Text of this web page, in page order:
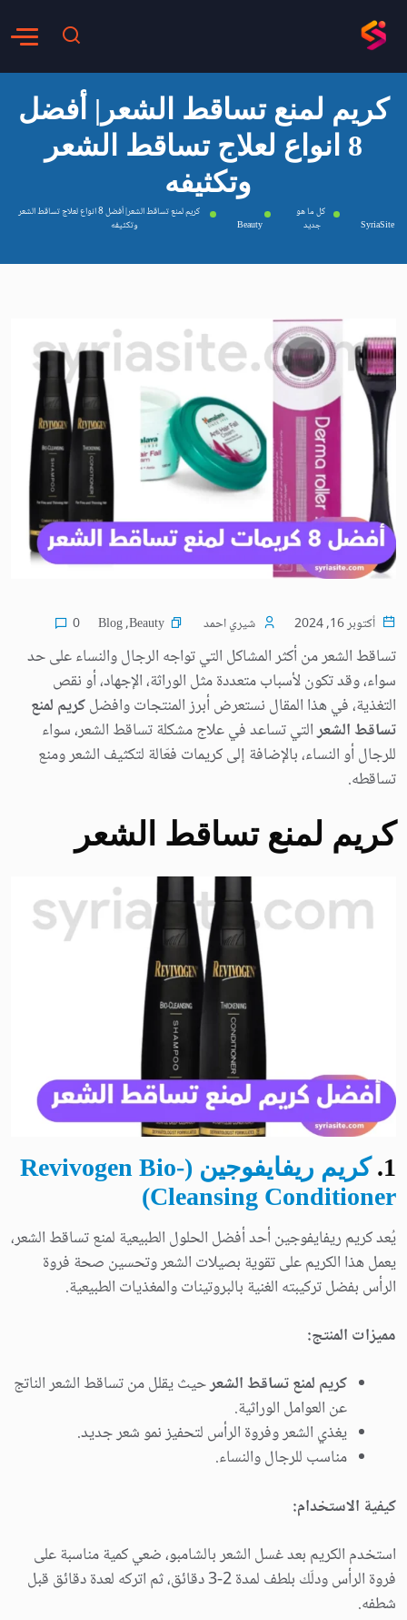
كريم لمنع تساقط الشعر| أفضل
8 انواع لعلاج تساقط الشعر
وتكثيفه
SyriaSite
كل ما هو
جديد
Beauty
كريم لمنع تساقط الشعر| أفضل 8 انواع لعلاج تساقط الشعر
وتكثيفه
أكتوبر 16, 2024 شيري احمد Beauty
,
Blog
0
تساقط الشعر من أكثر المشاكل التي تواجه الرجال والنساء على حد
سواء، وقد تكون لأسباب متعددة مثل الوراثة، الإجهاد، أو نقص
التغذية، في هذا المقال نستعرض أبرز المنتجات وافضلكريم لمنع
تساقط الشعرالتي تساعد في علاج مشكلة تساقط الشعر، سواء
للرجال أو النساء، بالإضافة إلى كريمات فعّالة لتكثيف الشعر ومنع
تساقطه.
كريم لمنع تساقط الشعر
1
.
كريم ريفايفوجين (Revivogen Bio-
Cleansing Conditioner)
يُعد كريم ريفايفوجين أحد أفضل الحلول الطبيعية لمنع تساقط الشعر،
يعمل هذا الكريم على تقوية بصيلات الشعر وتحسين صحة فروة
الرأس بفضل تركيبته الغنية بالبروتينات والمغذيات الطبيعية.
مميزات المنتج:
كريم لمنع تساقط الشعرحيث يقلل من تساقط الشعر الناتج
عن العوامل الوراثية.
يغذي الشعر وفروة الرأس لتحفيز نمو شعر جديد.
مناسب للرجال والنساء.
كيفية الاستخدام:
استخدم الكريم بعد غسل الشعر بالشامبو، ضعي كمية مناسبة على
فروة الرأس ودلّك بلطف لمدة 2-3 دقائق، ثم اتركه لعدة دقائق قبل
شطفه.